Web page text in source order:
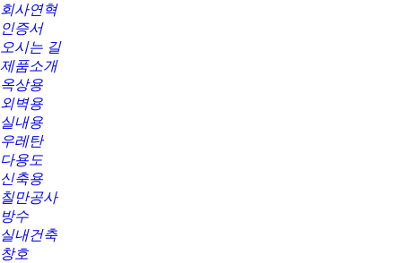
회사연혁
인증서
오시는 길
제품소개
옥상용
외벽용
실내용
우레탄
다용도
신축용
칠만공사
방수
실내건축
창호